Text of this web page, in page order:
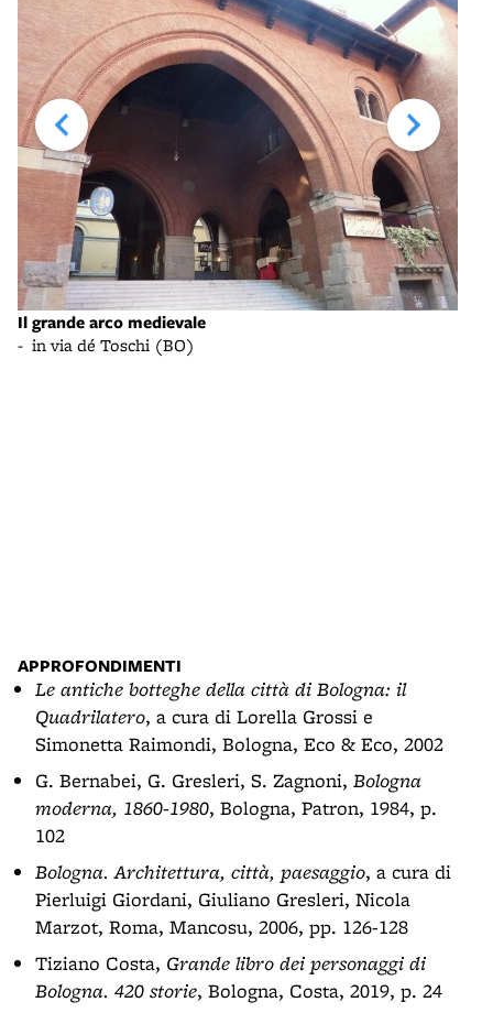
Il grande arco medievale
- in via dé Toschi (BO)
APPROFONDIMENTI
Le antiche botteghe della città di Bologna: il
Quadrilatero, a cura di Lorella Grossi e
Simonetta Raimondi, Bologna, Eco & Eco, 2002
G. Bernabei, G. Gresleri, S. Zagnoni, Bologna
moderna, 1860-1980, Bologna, Patron, 1984, p.
102
Bologna. Architettura, città, paesaggio, a cura di
Pierluigi Giordani, Giuliano Gresleri, Nicola
Marzot, Roma, Mancosu, 2006, pp. 126-128
Tiziano Costa, Grande libro dei personaggi di
Bologna. 420 storie, Bologna, Costa, 2019, p. 24